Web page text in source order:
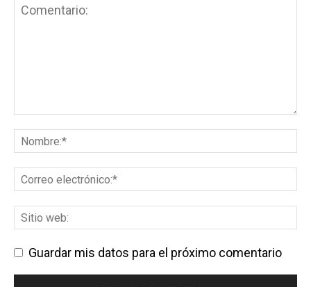
Guardar mis datos para el próximo comentario